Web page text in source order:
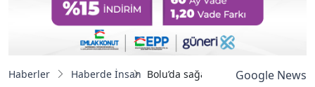
Haberler Haberde İnsan Bolu’da sağanak ve dolu sonrası iş
Google News